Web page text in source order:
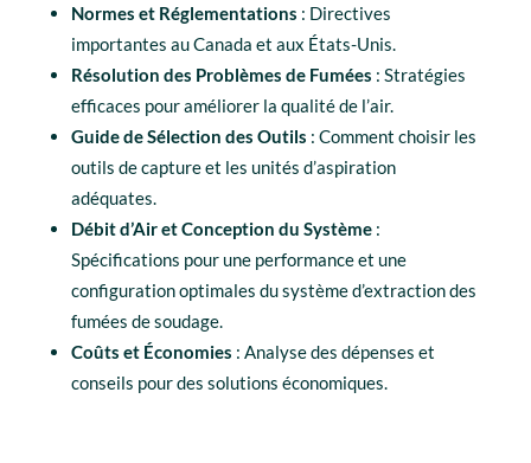
Normes et Réglementations : Directives
importantes au Canada et aux États-Unis.
Résolution des Problèmes de Fumées : Stratégies
efficaces pour améliorer la qualité de l’air.
Guide de Sélection des Outils : Comment choisir les
outils de capture et les unités d’aspiration
adéquates.
Débit d’Air et Conception du Système:
Spécifications pour une performance et une
configuration optimales du système d’extraction des
fumées de soudage.
Coûts et Économies : Analyse des dépenses et
conseils pour des solutions économiques.